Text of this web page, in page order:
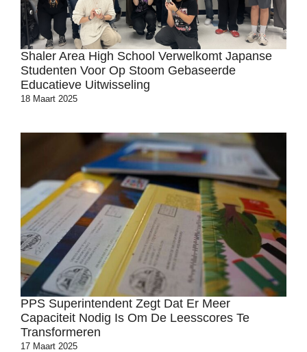
Shaler Area High School Verwelkomt Japanse
Studenten Voor Op Stoom Gebaseerde
Educatieve Uitwisseling
18 Maart 2025
PPS Superintendent Zegt Dat Er Meer
Capaciteit Nodig Is Om De Leesscores Te
Transformeren
17 Maart 2025